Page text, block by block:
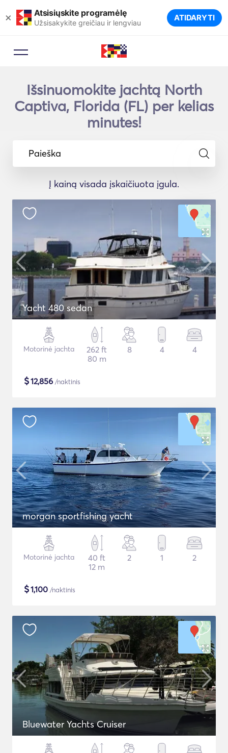
× Atsisiųskite programėlę
Užsisakykite greičiau ir lengviau ATIDARYTI
Išsinuomokite jachtą North
Captiva, Florida (FL) per kelias
minutes!
Paieška
Į kainą visada įskaičiuota įgula.
Yacht 480 sedan
Motorinė jachta
262 ft
80 m
8 4 4
$12,856 /naktinis
morgan sportfishing yacht
Motorinė jachta
40 ft
12 m
2 1 2
$1,100 /naktinis
Bluewater Yachts Cruiser